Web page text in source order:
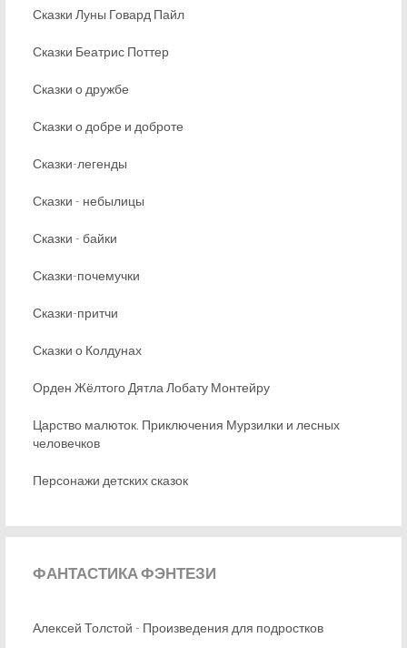
Сказки Луны Говард Пайл
Сказки Беатрис Поттер
Сказки о дружбе
Сказки о добре и доброте
Сказки-легенды
Сказки - небылицы
Сказки - байки
Сказки-почемучки
Сказки-притчи
Сказки о Колдунах
Орден Жёлтого Дятла Лобату Монтейру
Царство малюток. Приключения Мурзилки и лесных
человечков
Персонажи детских сказок
ФАНТАСТИКАФЭНТЕЗИ
Алексей Толстой - Произведения для подростков